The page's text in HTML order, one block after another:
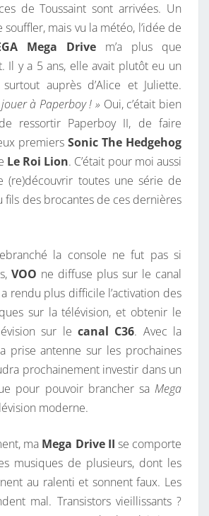
O
R
T
I
L
A
M
E
G
A
D
V
E
P
O
U
R
L
E
S
A
C
A
N
A
I
R
E
de Toussaint sont arrivées. Un
mais vu la météo, l’idée de
Mega Drive m’a plus que
Il y a 5 ans, elle avait plutôt eu un
auprès d’Alice et Juliette.
à Paperboy ! » Oui, c’était bien
ressortir Paperboy II, de faire
premiers Sonic The Hedgehog
Le Roi Lion. C’était pour moi aussi
(re)découvrir toutes une série de
fils des brocantes de ces dernières
la console ne fut pas si
VOO ne diffuse plus sur le canal
rendu plus difficile l’activation des
sur la télévision, et obtenir le
sur le canal C36. Avec la
prise antenne sur les prochaines
prochainement investir dans un
pour pouvoir brancher sa Mega
moderne.
ma Mega Drive II se comporte
musiques de plusieurs, dont les
au ralenti et sonnent faux. Les
mal. Transistors vieillissants ?